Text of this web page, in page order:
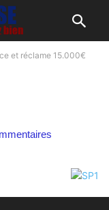
et réclame 15.000€